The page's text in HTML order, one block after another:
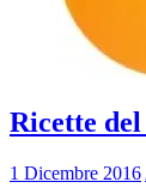
Ricette
1 Dicembre 2016